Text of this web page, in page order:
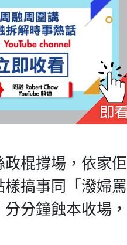
棍撐場，依家佢
搞事同「潑婦罵
分鐘蝕本收場，